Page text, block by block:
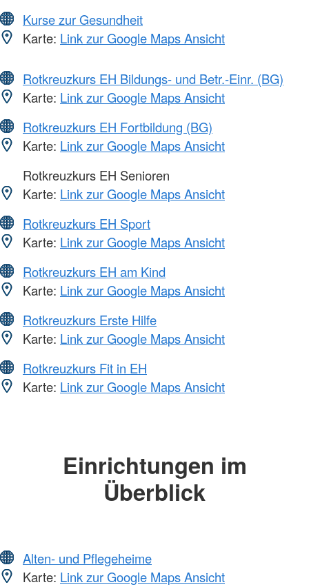
Kurse zur Gesundheit
Karte: Link zur Google Maps Ansicht
Rotkreuzkurs EH Bildungs- und Betr.-Einr. (BG)
Karte: Link zur Google Maps Ansicht
Rotkreuzkurs EH Fortbildung (BG)
Karte: Link zur Google Maps Ansicht
Rotkreuzkurs EH Senioren
Karte: Link zur Google Maps Ansicht
Rotkreuzkurs EH Sport
Karte: Link zur Google Maps Ansicht
Rotkreuzkurs EH am Kind
Karte: Link zur Google Maps Ansicht
Rotkreuzkurs Erste Hilfe
Karte: Link zur Google Maps Ansicht
Rotkreuzkurs Fit in EH
Karte: Link zur Google Maps Ansicht
Einrichtungen im
Überblick
Alten- und Pflegeheime
Karte: Link zur Google Maps Ansicht